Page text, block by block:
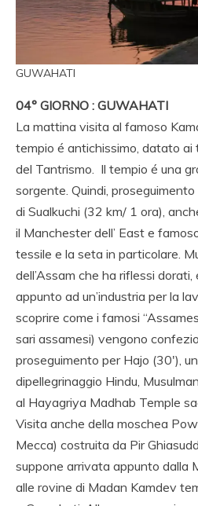
GUWAHATI
04° GIORNO : GUWAHATI
La mattina visita al famoso
tempio é antichissimo, datato ai
del Tantrismo. Il tempio é una
sorgente. Quindi, proseguimento
di Sualkuchi (32 km/ 1 ora),
il Manchester dell’ East e
tessile e la seta in particolare.
dell’Assam che ha riflessi
appunto ad un’industria per la
scoprire come i famosi
sari assamesi) vengono
proseguimento per Hajo (30′),
dipellegrinaggio Hindu,
al Hayagriya Madhab Temple
Visita anche della moschea
Mecca) costruita da Pir
suppone arrivata appunto dalla
alle rovine di Madan Kamdev